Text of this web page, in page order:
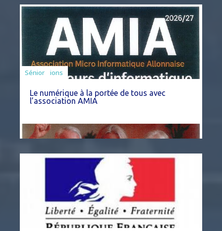
Associations
Sénior
Le numérique à la portée de tous avec
l’association AMIA